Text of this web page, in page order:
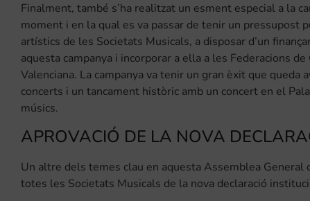
Finalment, també s’ha realitzat un esment especial a la
moment i en la qual es va passar de tenir un
artístics de les Societats Musicals, a disposar d’un
aquesta campanya i incorporar a ella a les Federacions
Valenciana. La campanya va tenir un gran èxit que
concerts i un tancament històric amb un concert en el
músics.
APROVACIÓ DE LA NOVA
Un altre dels temes clau en aquesta Assemblea General
totes les Societats Musicals de la nova declaració